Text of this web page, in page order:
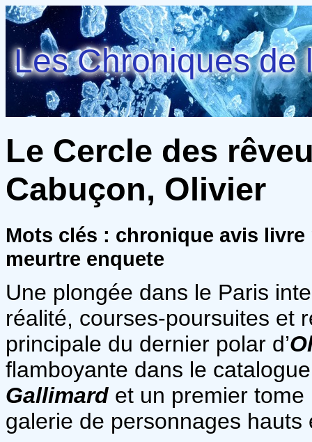
Les Chroniques de
Le Cercle des
Cabuçon, Olivier
Mots clés : chronique avis
meurtre enquete
Une plongée dans le Paris
réalité, courses-poursuites et
principale du dernier polar d’
flamboyante dans le
Gallimard et un premier
galerie de personnages hauts